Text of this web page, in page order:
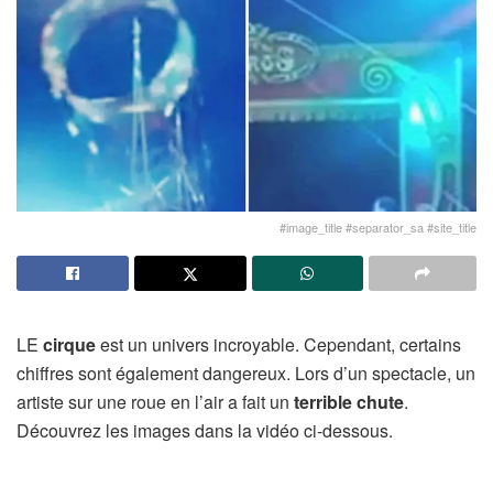
#image_title #separator_sa #site_title
LE cirqueest un univers incroyable. Cependant, certains
chiffres sont également dangereux. Lors d’un spectacle, un
artiste sur une roue en l’air a fait un terrible chute.
Découvrez les images dans la vidéo ci-dessous.